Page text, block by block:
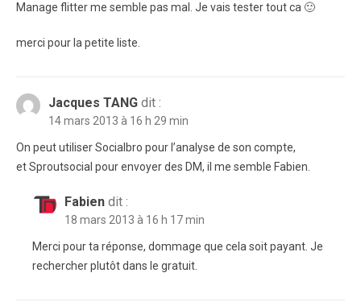
Manage flitter me semble pas mal. Je vais tester tout ca 🙂
merci pour la petite liste.
Jacques TANG dit :
14 mars 2013 à 16 h 29 min
On peut utiliser Socialbro pour l’analyse de son compte,
et Sproutsocial pour envoyer des DM, il me semble Fabien.
Fabien dit :
18 mars 2013 à 16 h 17 min
Merci pour ta réponse, dommage que cela soit payant. Je
rechercher plutôt dans le gratuit.